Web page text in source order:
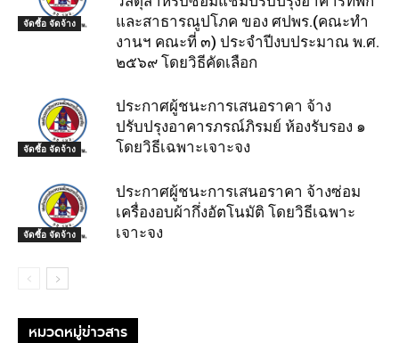
จัดซื้อ จัดจ้าง
และสาธารณูปโภค ของ ศปพร.(คณะทำ
งานฯ คณะที่ ๓) ประจำปีงบประมาณ พ.ศ.
๒๕๖๙ โดยวิธีคัดเลือก
จัดซื้อ จัดจ้าง
ประกาศผู้ชนะการเสนอราคา จ้าง
ปรับปรุงอาคารภรณ์ภิรมย์ ห้องรับรอง ๑
โดยวิธีเฉพาะเจาะจง
จัดซื้อ จัดจ้าง
ประกาศผู้ชนะการเสนอราคา จ้างซ่อม
เครื่องอบผ้ากึ่งอัตโนมัติ โดยวิธีเฉพาะ
เจาะจง
หมวดหมู่ข่าวสาร